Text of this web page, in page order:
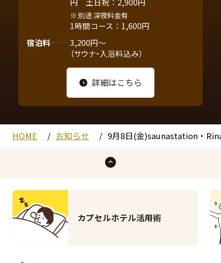
別途 深夜料金有
1時間コース：1,600円
宿泊料
3,200円～
（サウナ・入浴料込み）
詳細はこちら
HOME お知らせ 9月8日(金)saunastation・
テル活用術 サウナ活用術